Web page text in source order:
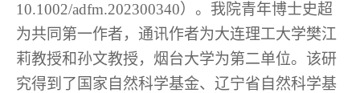
10.1002/adfm.202300340）。我院青年博士史超
为共同第一作者，通讯作者为大连理工大学樊江
莉教授和孙文教授，烟台大学为第二单位。该研
究得到了国家自然科学基金、辽宁省自然科学基